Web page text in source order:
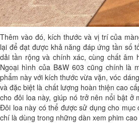
Thêm vào đó, kích thước và vị trí của
lại để đạt được khả năng đáp ứng tần số
dải tần rộng và chính xác, cùng chất âm
Ngoại hình của B&W 603 cũng chính là
phẩm này với kích thước vừa vặn, vóc
và đặc biệt là chất lượng hoàn thiện cao
cho đôi loa này, giúp nó trở nên nổi bật ở
Đôi loa này có thể được sử dụng cho mục
chí là dùng trong những dàn xem phim cao